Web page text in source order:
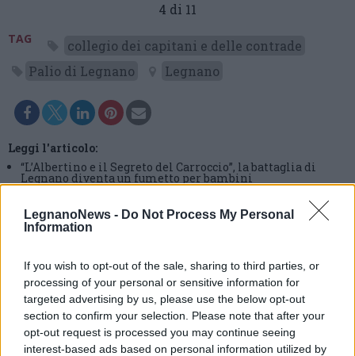
LegnanoNews - Do Not Process My Personal
Information
If you wish to opt-out of the sale, sharing to third parties, or
processing of your personal or sensitive information for
targeted advertising by us, please use the below opt-out
section to confirm your selection. Please note that after your
opt-out request is processed you may continue seeing
interest-based ads based on personal information utilized by
4 di 11
TAG
collegio dei capitani e delle contrade
Palio di Legnano
Legnano
Leggi l'articolo:
“L’Albertino e il Segreto del Carroccio”, la battaglia di
Legnano diventa un fumetto per bambini